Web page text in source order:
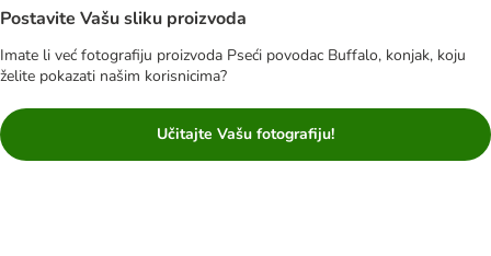
Postavite Vašu sliku proizvoda
Imate li već fotografiju proizvoda Pseći povodac Buffalo, konjak, koju
želite pokazati našim korisnicima?
Učitajte Vašu fotografiju!